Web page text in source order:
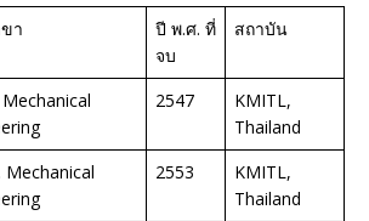
า
ปี พ.ศ. ที่
จบ
สถาบัน
Mechanical
2547
KMITL,
Thailand
Mechanical
2553
KMITL,
Thailand